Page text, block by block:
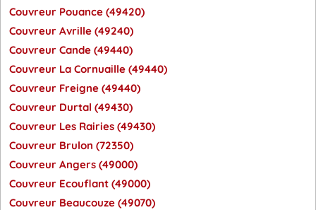
Couvreur Pouance (49420)
Couvreur Avrille (49240)
Couvreur Cande (49440)
Couvreur La Cornuaille (49440)
Couvreur Freigne (49440)
Couvreur Durtal (49430)
Couvreur Les Rairies (49430)
Couvreur Brulon (72350)
Couvreur Angers (49000)
Couvreur Ecouflant (49000)
Couvreur Beaucouze (49070)